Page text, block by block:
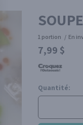
1 portion / En
7,99 $
Quantité: